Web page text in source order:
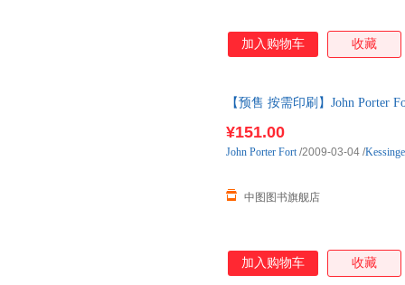
加入购物车 收藏
【预售 按需印刷】John Porter
¥151.00
中图图书旗舰店
John Porter Fort/2009-03-04 /
加入购物车 收藏